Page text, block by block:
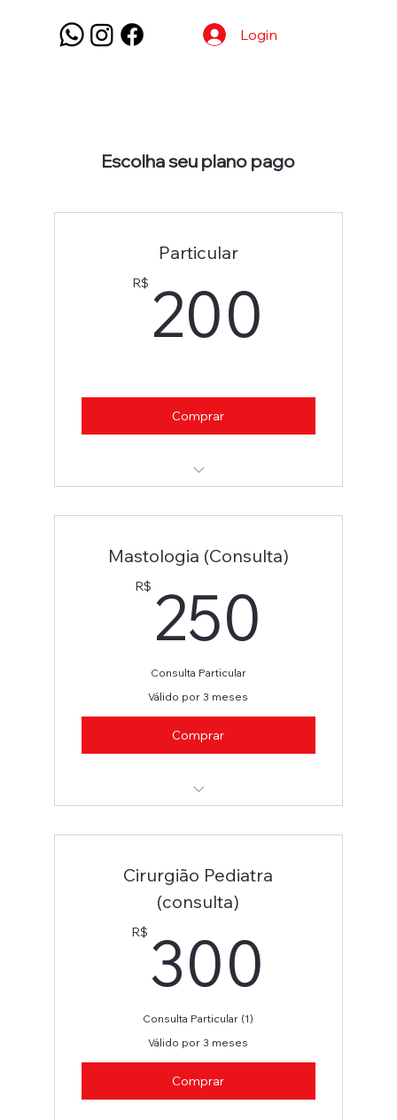
Login
Escolha seu plano pago
Particular
R$ 200
Comprar
Mastologia (Consulta)
R$ 250
Consulta Particular
Válido por 3 meses
Comprar
Cirurgião Pediatra
(consulta)
R$ 300
Consulta Particular (1)
Válido por 3 meses
Comprar